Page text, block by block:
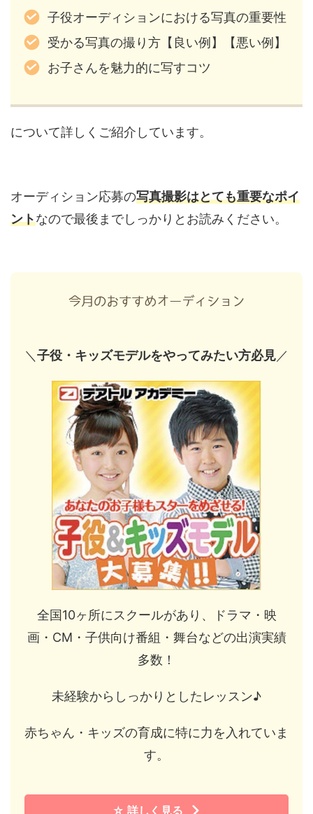
子役オーディションにおける写真の重要性
受かる写真の撮り方【良い例】【悪い例】
お子さんを魅力的に写すコツ
について詳しくご紹介しています。
オーディション応募の写真撮影はとても重要なポイ
ントなので最後までしっかりとお読みください。
今月のおすすめオーディション
＼ 子役・キッズモデルをやってみたい方必見／
全国10ヶ所にスクールがあり、ドラマ・映
画・CM・子供向け番組・舞台などの出演実績
多数！
未経験からしっかりとしたレッスン♪
赤ちゃん・キッズの育成に特に力を入れていま
す。
☆ 詳しく見る